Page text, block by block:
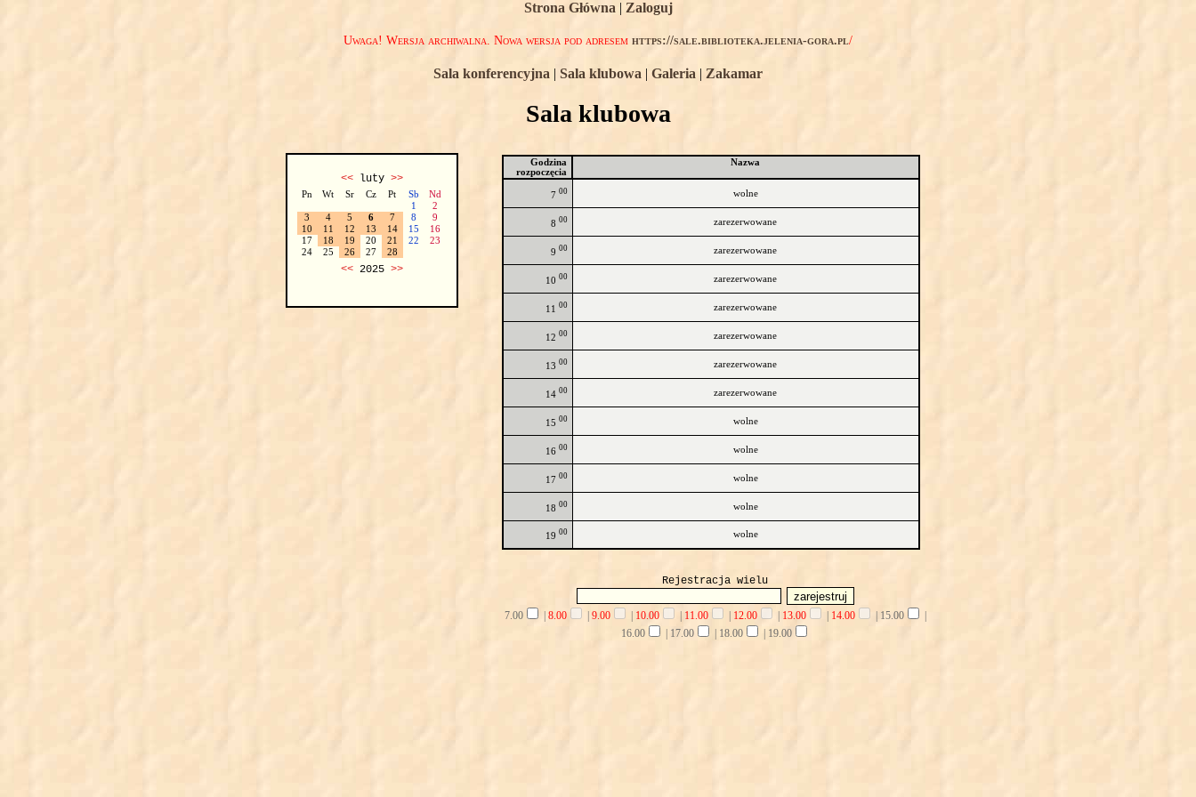
Strona Główna | Zaloguj
Uwaga! Wersja archiwalna. Nowa wersja pod adresem https://sale.biblioteka.jelenia-gora.pl/
Sala konferencyjna | Sala klubowa | Galeria | Zakamar
Sala klubowa
<<luty >>
Pn Wt Sr Cz Pt Sb
Nd
1
2
3
4 5 6 7 8
9
10
11 12 13 14 15
16
17
18 19 20 21 22
23
24
25 26 27 28
<<2025 >>
Godzina
rozpoczęcia
Nazwa
7 00 wolne
8 00 zarezerwowane
9 00 zarezerwowane
10 00 zarezerwowane
11 00 zarezerwowane
12 00 zarezerwowane
13 00 zarezerwowane
14 00 zarezerwowane
15 00 wolne
16 00 wolne
17 00 wolne
18 00 wolne
19 00 wolne
Rejestracja wielu
7.00 8.00 9.00 10.00 11.00 12.00 13.00 14.00 15.00
16.00
17.00 18.00 19.00